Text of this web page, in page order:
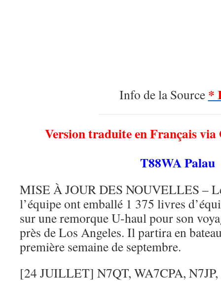
Info de la Source *
Version traduite en Français via
T88WA Palau
MISE À JOUR DES NOUVELLES –
l’équipe ont emballé 1 375 livres
sur une remorque U-haul pour son
près de Los Angeles. Il partira en
première semaine de septembre.
[24 JUILLET] N7QT, WA7CPA,